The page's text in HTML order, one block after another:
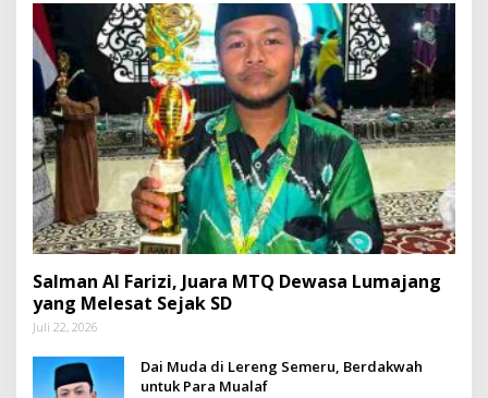
Salman Al Farizi, Juara MTQ Dewasa Lumajang
yang Melesat Sejak SD
Juli 22, 2026
Dai Muda di Lereng Semeru, Berdakwah
untuk Para Mualaf